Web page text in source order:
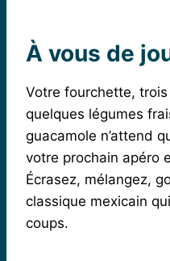
À vous de
Votre fourchette,
quelques légumes
guacamole n’attend
votre prochain apéro
Écrasez, mélangez,
classique mexicain
coups.